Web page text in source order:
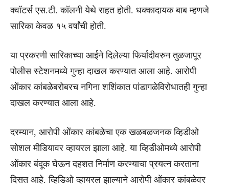
क्वॉटर्स एस.टी. कॉलनी येथे राहत होती. धक्कादायक बाब म्हणजे
सारिका केवळ १५ वर्षांची होती.
या प्रकरणी सारिकाच्या आईने दिलेल्या फिर्यादीवरुन तुळजापूर
पोलीस स्टेशनमध्ये गुन्हा दाखल करण्यात आला आहे. आरोपी
ओंकार कांबळेबरोबरच नगिना शशिंकात पांडागळेविरोधातही गुन्हा
दाखल करण्यात आला आहे.
दरम्यान, आरोपी ओंकार कांबळेचा एक खळबळजनक व्हिडीओ
सोशल मीडियावर व्हायरल झाला आहे. या व्हिडीओमध्ये आरोपी
ओंकार बंदूक घेऊन दहशत निर्माण करण्याचा प्रयत्न करताना
दिसत आहे. व्हिडिओ व्हायरल झाल्याने आरोपी ओंकार कांबळेवर